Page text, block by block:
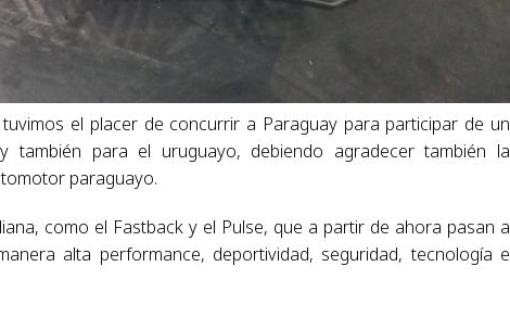
el placer de concurrir a Paraguay para participar de un
también para el uruguayo, debiendo agradecer también la
paraguayo.
como el Fastback y el Pulse, que a partir de ahora pasan a
alta performance, deportividad, seguridad, tecnología e